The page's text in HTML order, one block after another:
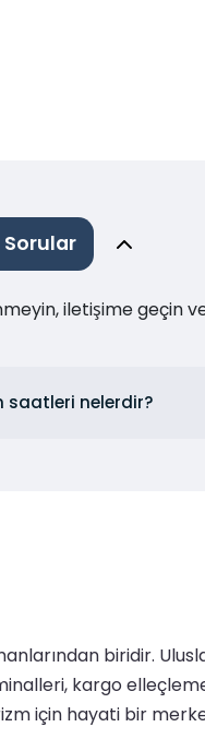
Sorular
iletişime geçin
saatleri nelerdir?
biridir.
kargo
için hayati bir